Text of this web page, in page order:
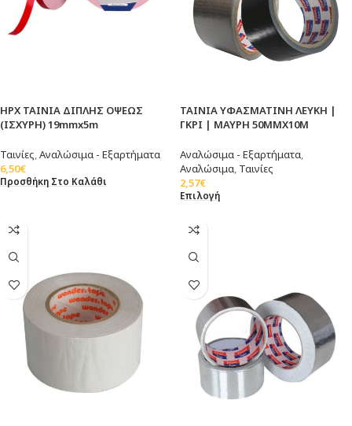
HPX ΤΑΙΝΙΑ ΔΙΠΛΗΣ ΟΨΕΩΣ
(ΙΣΧΥΡΗ) 19mmx5m
Ταινίες,Αναλώσιμα - Εξαρτήματα
6,50€
Προσθήκη Στο Καλάθι
TAINIA YΦAΣMATINH ΛEYKH |
ΓΚΡΙ | ΜΑΥΡΗ 50MMX10M
Αναλώσιμα - Εξαρτήματα,
Αναλώσιμα, Ταινίες
2,57€
Επιλογή